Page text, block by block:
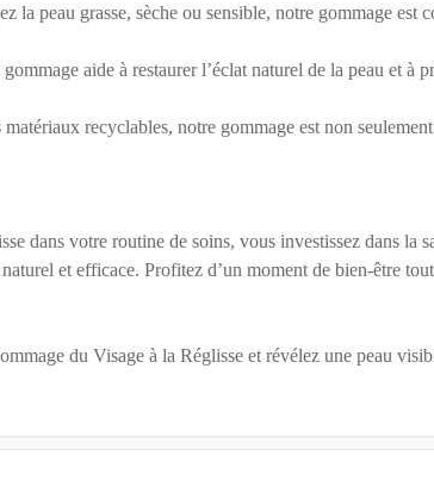
la peau grasse, sèche ou sensible, notre gommage est
aide à restaurer l’éclat naturel de la peau et à
recyclables, notre gommage est non
dans votre routine de soins, vous investissez dans
et efficace. Profitez d’un moment de bien-être
du Visage à la Réglisse et révélez une peau